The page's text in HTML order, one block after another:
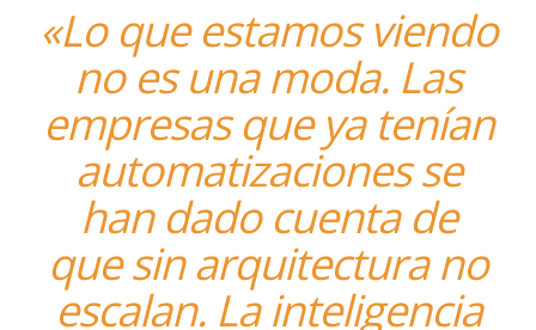
«Lo que estamos viendo
no es una moda. Las
empresas que ya tenían
automatizaciones se
han dado cuenta de
que sin arquitectura no
escalan. La inteligencia